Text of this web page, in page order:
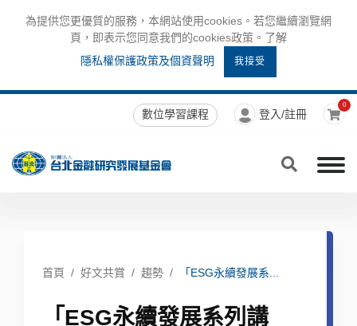
為提供您更優質的服務，本網站使用cookies。若您繼續瀏覽網
頁，即表示您同意我們的cookies政策。了解
隱私權保護政策及個資聲明
我接受
數位學習課程 登入/註冊
0
首頁 好文共賞 趨勢 「ESG永續發展系...
「ESG永續發展系列講